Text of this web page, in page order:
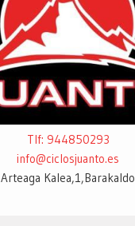
Tlf: 944850293
info@ciclosjuanto.es
Arteaga Kalea,1,Barakaldo